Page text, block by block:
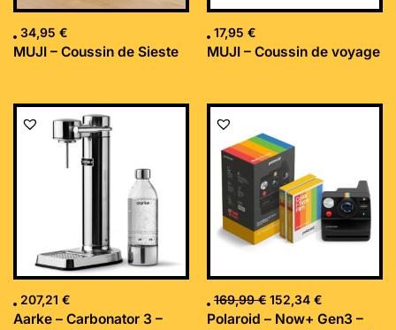
34,95 €
MUJI – Coussin de Sieste
17,95 €
MUJI – Coussin de voyage
207,21 €
Aarke – Carbonator 3 –
169,99€
Le
initial
était :
169,99 €.
152,34 €
Le
Polaroid – Now+ Gen3 –